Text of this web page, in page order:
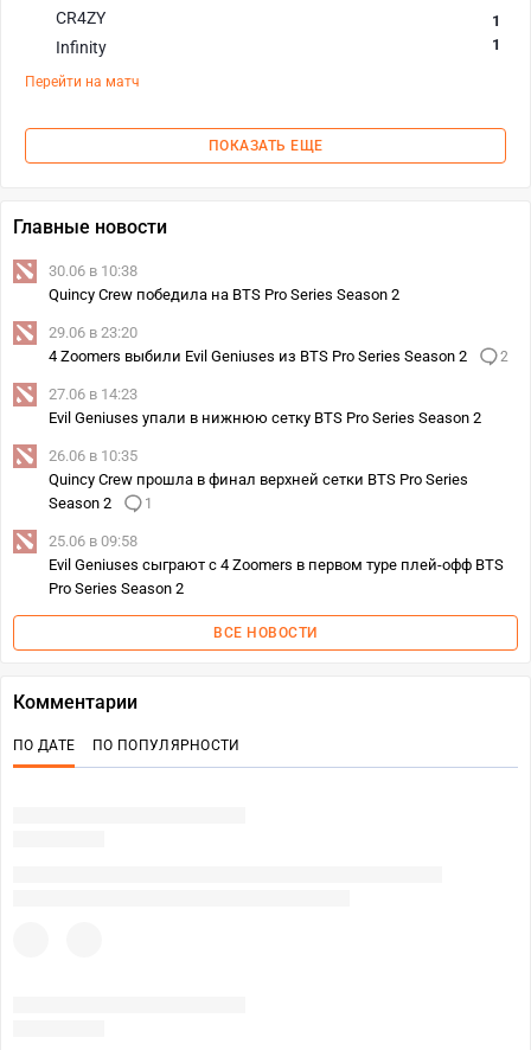
CR4ZY
Infinity
1
1
Перейти на матч
ПОКАЗАТЬ ЕЩЕ
Главные новости
30.06 в 10:38
Quincy Crew победила на BTS Pro Series Season 2
29.06 в 23:20
4 Zoomers выбили Evil Geniuses из BTS Pro Series Season 2
2
27.06 в 14:23
Evil Geniuses упали в нижнюю сетку BTS Pro Series Season 2
26.06 в 10:35
Quincy Crew прошла в финал верхней сетки BTS Pro Series
Season 2
1
25.06 в 09:58
Evil Geniuses сыграют с 4 Zoomers в первом туре плей-офф BTS
Pro Series Season 2
ВСЕ НОВОСТИ
Комментарии
ПО ДАТЕ ПО ПОПУЛЯРНОСТИ